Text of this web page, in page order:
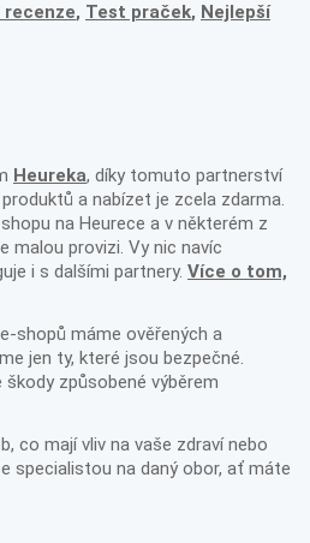
recenze, Test praček, Nejlepší
Heureka, díky tomuto partnerství
a nabízet je zcela zdarma.
na Heurece a v některém z
malou provizi. Vy nic navíc
i s dalšími partnery. Více o tom,
shopů máme ověřených a
jen ty, které jsou bezpečné.
způsobené výběrem
co mají vliv na vaše zdraví nebo
specialistou na daný obor, ať máte